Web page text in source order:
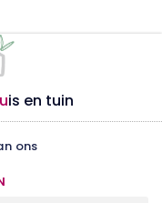
uis en tuin
ons